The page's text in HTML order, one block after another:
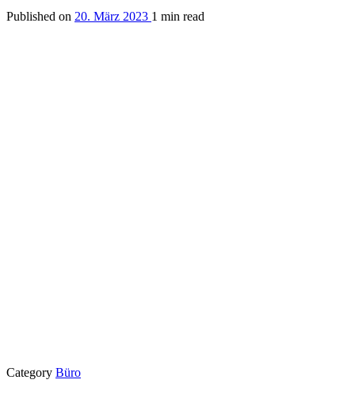
Published on 20. März 2023 1 min read
Category Büro